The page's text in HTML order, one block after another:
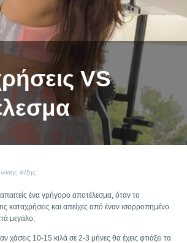
VS
Φέξης
ένα γρήγορο αποτέλεσμα, όταν το
καταχρήσεις και απείχες από έναν ισορροπημένο
μεγάλο;
χάσεις 10-15 κιλά σε 2-3 μήνες θα έχεις φτιάξει τα